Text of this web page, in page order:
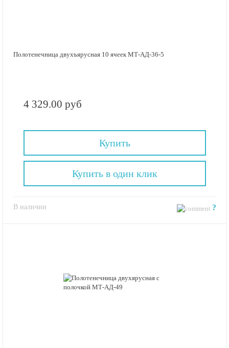
Полотенечница двухъярусная 10 ячеек МТ-АД-36-5
4 329.00 руб
Купить
В наличии ?
Купить в один клик